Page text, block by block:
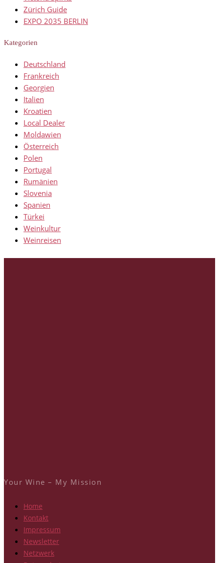
Zürich Guide
EXPO 2035 BERLIN
Kategorien
Deutschland
Frankreich
Georgien
Italien
Kroatien
Local Dealer
Moldawien
Österreich
Polen
Portugal
Rumänien
Slovenia
Spanien
Türkei
Weinkultur
Weinreisen
Your Wine – My Mission
Home
Kontakt
Impressum
Newsletter
Netzwerk